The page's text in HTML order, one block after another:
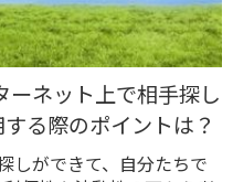
ーネット上で相手探し
る際のポイントは？
しができて、自分たちで